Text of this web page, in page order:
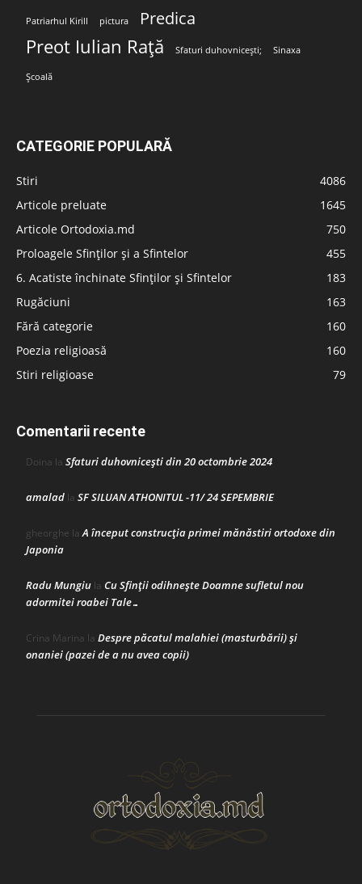
Patriarhul Kirill pictura Predica
Preot Iulian Rață Sfaturi duhovnicești; Sinaxa
Școală
CATEGORIE POPULARĂ
Stiri
4086
Articole preluate
1645
Articole Ortodoxia.md
750
Proloagele Sfinților și a Sfintelor
455
6. Acatiste închinate Sfinților și Sfintelor
183
Rugăciuni
163
Fără categorie
160
Poezia religioasă
160
Stiri religioase
79
Comentarii recente
Doina la Sfaturi duhovnicești din 20 octombrie 2024
amalad la SF SILUAN ATHONITUL -11/ 24 SEPEMBRIE
gheorghe laA început construcţia primei mănăstiri ortodoxe din
Japonia
Radu Mungiu la Cu Sfinții odihnește Doamne sufletul nou
adormitei roabei Tale…
Crina Marina la Despre păcatul malahiei (masturbării) şi
onaniei (pazei de a nu avea copii)